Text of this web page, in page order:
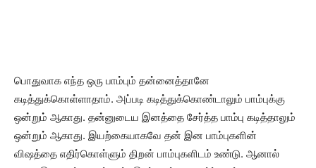
பொதுவாக எந்த ஒரு பாம்பும் தன்னைத்தானே
கடித்துக்கொள்ளாதாம். அப்படி கடித்துக்கொண்டாலும் பாம்புக்கு
ஒன்றும் ஆகாது. தன்னுடைய இனத்தை சேர்த்த பாம்பு கடித்தாலும்
ஒன்றும் ஆகாது. இயற்கையாகவே தன் இன பாம்புகளின்
விஷத்தை எதிர்கொள்ளும் திறன் பாம்புகளிடம் உண்டு. ஆனால்